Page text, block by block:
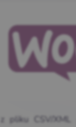
z pliku CSV/XML